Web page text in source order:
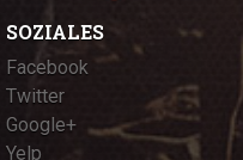
SOZIALES
Facebook
Twitter
Google+
Yelp